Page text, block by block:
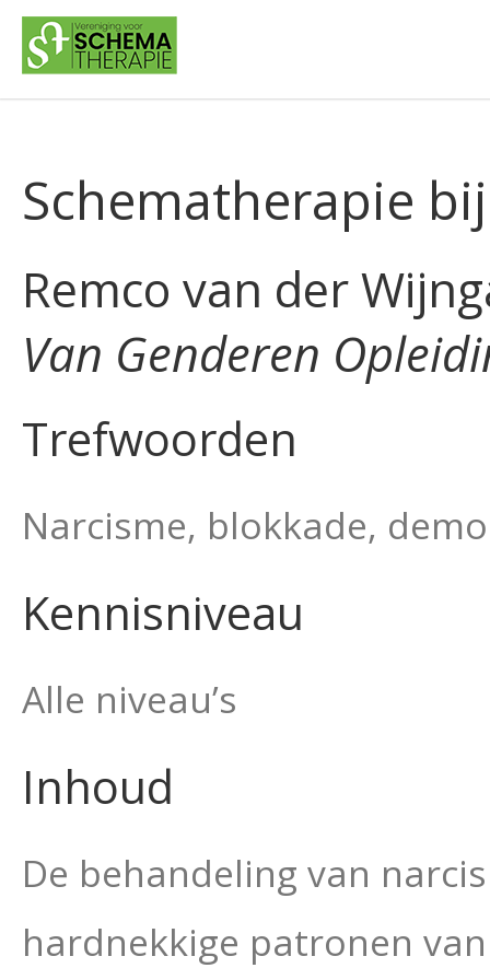
Schematherapie
Remco van der
Van Genderen
Trefwoorden
Narcisme, blokkade,
Kennisniveau
Alle niveau’s
Inhoud
De behandeling van
hardnekkige patronen